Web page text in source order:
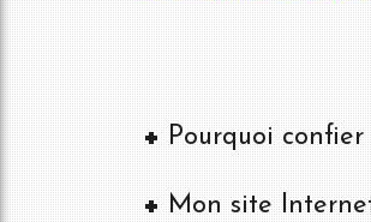
Pourquoi
Mon site